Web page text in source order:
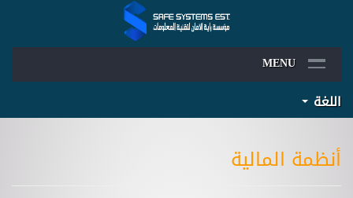
MENU
اللغة
أنظمة المالية